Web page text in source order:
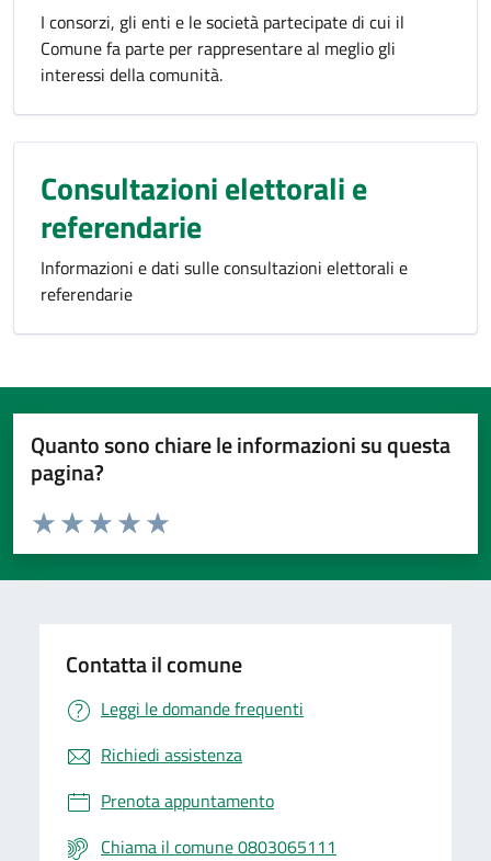
I consorzi, gli enti e le società partecipate di cui il
Comune fa parte per rappresentare al meglio gli
interessi della comunità.
Consultazioni elettorali e
referendarie
Informazioni e dati sulle consultazioni elettorali e
referendarie
Quanto sono chiare le informazioni su questa
pagina?
Valuta da 1 a 5 stelle la pagina
Valuta 5 stelle su 5
Valuta 4 stelle su 5
Valuta 3 stelle su 5
Valuta 2 stelle su 5
Valuta 1 stelle su 5
Contatta il comune
Leggi le domande frequenti
Richiedi assistenza
Prenota appuntamento
Chiama il comune 0803065111